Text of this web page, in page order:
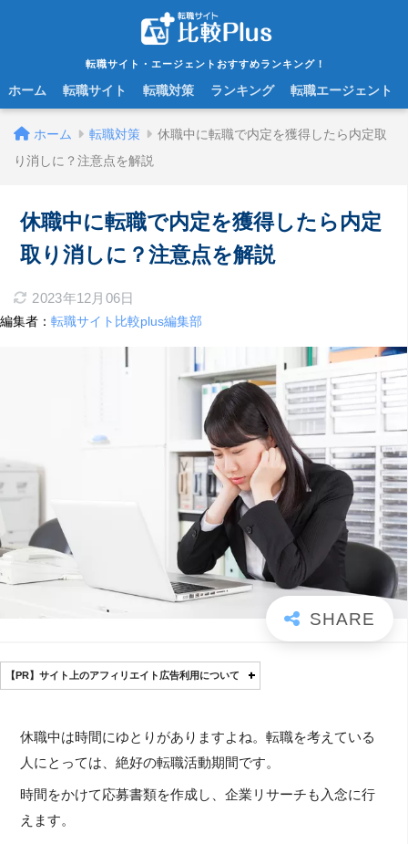
転職サイト・エージェントおすすめランキング！
ホーム 転職サイト 転職対策 ランキング 転職エージェント
ホーム 転職対策
休職中に転職で内定を獲得したら内定取
り消しに？注意点を解説
休職中に転職で内定を獲得したら内定
取り消しに？注意点を解説
2023年12月06日
編集者： 転職サイト比較plus編集部
【PR】サイト上のアフィリエイト広告利用について
休職中は時間にゆとりがありますよね。転職を考えている
人にとっては、絶好の転職活動期間です。
時間をかけて応募書類を作成し、企業リサーチも入念に行
えます。